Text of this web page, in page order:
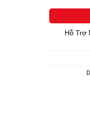
Hỗ Trợ